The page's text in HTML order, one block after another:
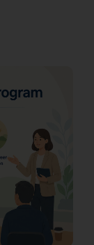
排放目
鏈淨零轉
的低碳轉
將全球升
基準年，
溫室氣體
聚焦「採
本貨物」
」（類別
基準年，